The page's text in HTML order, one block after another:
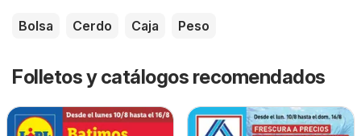
Bolsa Cerdo Caja Peso
Folletos y catálogos recomendados